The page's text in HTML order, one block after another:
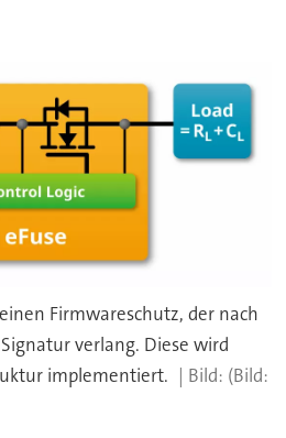
Firmwareschutz, der nach
verlang. Diese wird
implementiert.
(Bild: